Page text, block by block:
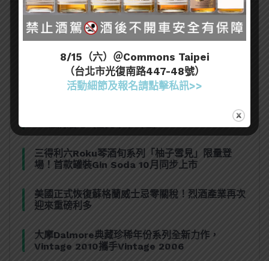
熱門文章
[誠實酒記] 和庵清酒舖 – 世界唎酒師冠軍駐店 高
三得利六Roku琴酒旬系列「柚子雪見」限量登
場！首款罐裝Gin Soda 10月同步上市
美國正式恢復蘇格蘭威士忌零關稅！烈酒產業再次
迎來重磅利多
大摩Dalmore典藏珍稀年份系列全新力作，
Vintage 2010攜手Vintage 2006
8/15（六）＠Commons Taipei
（台北市光復南路447-48號）
活動細節及報名請點擊私訊>>